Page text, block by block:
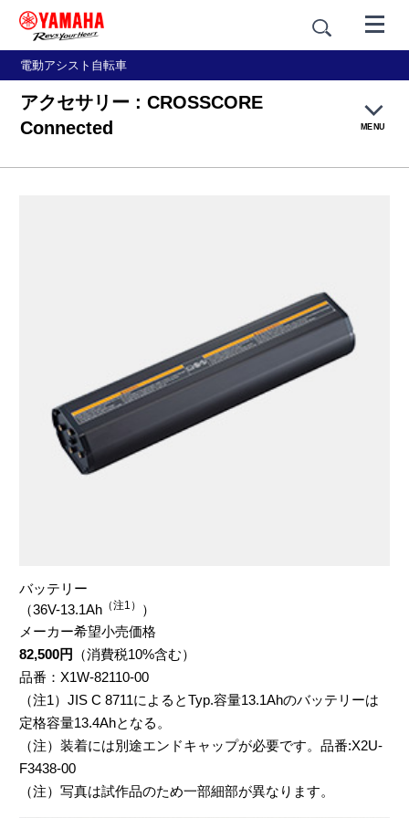
電動アシスト自転車
アクセサリー : CROSSCORE
Connected
MENU
仕様・リリース
アクセサリー
試乗・展示店を探す
バッテリー
（36V-13.1Ah （注1）
）
メーカー希望小売価格
82,500円
（消費税10%含む）
品番：X1W-82110-00
（注1）JIS C 8711によるとTyp.容量13.1Ahのバッテリーは
定格容量13.4Ahとなる。
（注）装着には別途エンドキャップが必要です。品番:X2U-
F3438-00
（注）写真は試作品のため一部細部が異なります。